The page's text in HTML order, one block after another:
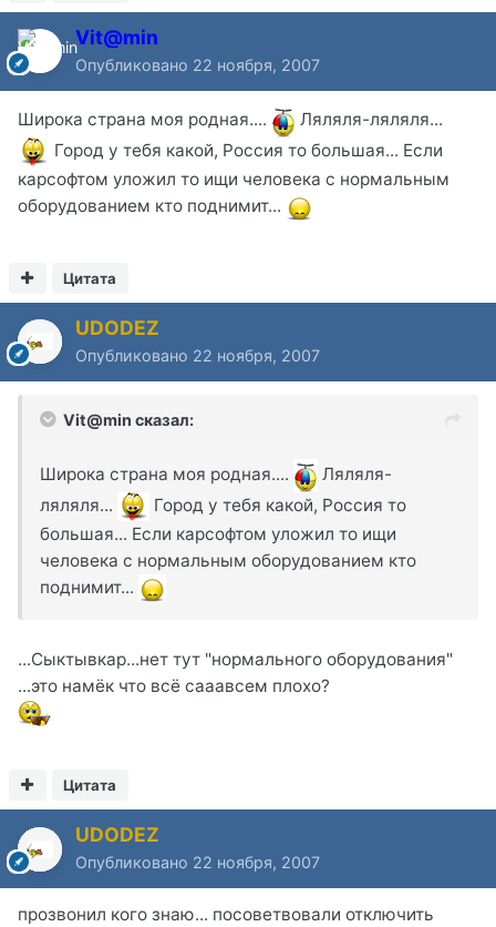
Vit@min
Опубликовано 22 ноября, 2007
Широка страна моя родная....
Ляляля-ляляля...
Город у тебя какой, Россия то большая... Если
карсофтом уложил то ищи человека с нормальным
оборудованием кто поднимит...
Цитата
UDODEZ
Опубликовано 22 ноября, 2007
Vit@min сказал:
Широка страна моя родная....
Ляляля-
ляляля...
Город у тебя какой, Россия то
большая... Если карсофтом уложил то ищи
человека с нормальным оборудованием кто
поднимит...
...Сыктывкар...нет тут "нормального оборудования"
...это намёк что всё сааавсем плохо?
Цитата
UDODEZ
Опубликовано 22 ноября, 2007
прозвонил кого знаю... посоветвовали отключить